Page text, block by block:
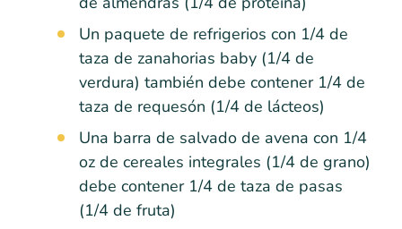
Un paquete de refrigerios con 1/4 de
taza de zanahorias baby (1/4 de
verdura) también debe contener 1/4 de
taza de requesón (1/4 de lácteos)
Una barra de salvado de avena con 1/4
oz de cereales integrales (1/4 de grano)
debe contener 1/4 de taza de pasas
(1/4 de fruta)